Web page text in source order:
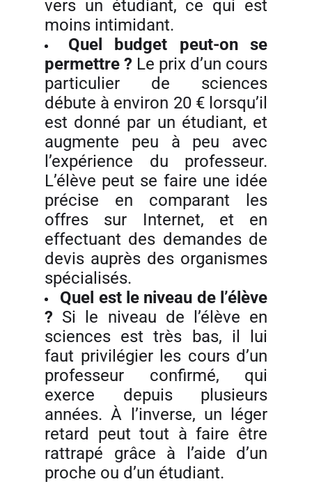
vers un étudiant, ce qui est
moins intimidant.
Quel budget peut-on se
permettre ? Le prix d’un cours
particulier de sciences
débute à environ 20 € lorsqu’il
est donné par un étudiant, et
augmente peu à peu avec
l’expérience du professeur.
L’élève peut se faire une idée
précise en comparant les
offres sur Internet, et en
effectuant des demandes de
devis auprès des organismes
spécialisés.
Quel est le niveau de l’élève
? Si le niveau de l’élève en
sciences est très bas, il lui
faut privilégier les cours d’un
professeur confirmé, qui
exerce depuis plusieurs
années. À l’inverse, un léger
retard peut tout à faire être
rattrapé grâce à l’aide d’un
proche ou d’un étudiant.